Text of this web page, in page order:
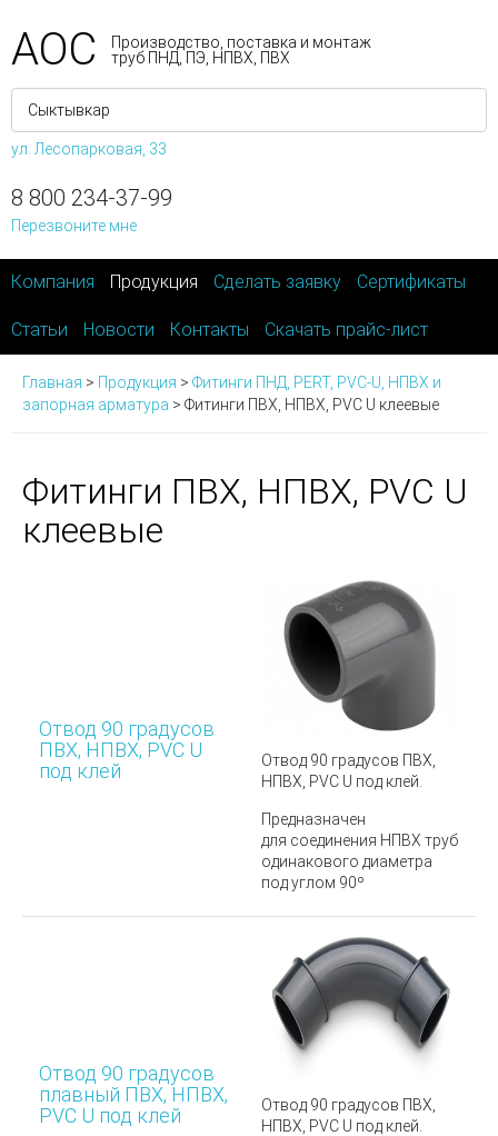
АОС
Производство, поставка и монтаж
труб ПНД, ПЭ, НПВХ, ПВХ
ул. Лесопарковая, 33
8 800 234-37-99
Перезвоните мне
Компания Продукция Сделать заявку Сертификаты
Статьи Новости Контакты Скачать прайс-лист
Главная > Продукция > Фитинги ПНД, PERT, PVC-U, НПВХ и
запорная арматура > Фитинги ПВХ, НПВХ, PVC U клеевые
Фитинги ПВХ, НПВХ, PVC U
клеевые
Отвод 90 градусов
ПВХ, НПВХ, PVC U
под клей
Отвод 90 градусов ПВХ,
НПВХ, PVC U под клей.
Предназначен
для соединения НПВХ труб
одинакового диаметра
под углом 90º
Отвод 90 градусов
плавный ПВХ, НПВХ,
PVC U под клей
Отвод 90 градусов ПВХ,
НПВХ, PVC U под клей.